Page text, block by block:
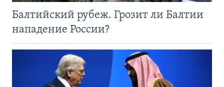
Балтийский рубеж. Грозит ли Балтии
нападение России?